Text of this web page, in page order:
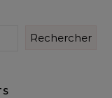
Rechercher